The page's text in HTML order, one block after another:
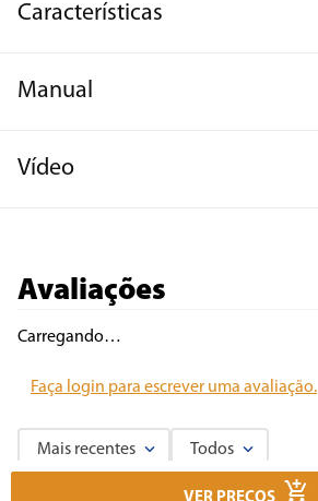
VER PREÇOS
Características
Manual
Vídeo
Avaliações
Carregando…
Faça login para escrever uma avaliação.
Mais recentes Todos